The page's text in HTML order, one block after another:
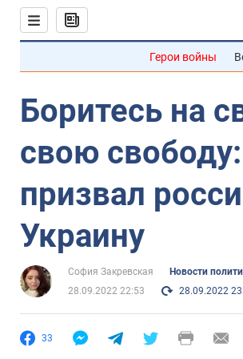
Герои войны
Боритесь на
свою
призвал
Украину
София Закревская
Новости
28.09.2022 22:53
28.09.2022
33